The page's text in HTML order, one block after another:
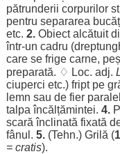
pătrunderii corpurilor
pentru separarea
etc. 2. Obiect alcătuit
într-un cadru (
care se frige carne,
preparată. ♢ Loc. adj.
ciuperci etc.) friptpe
lemn sau de fier
talpa încălțămintei. 4.
scară înclinată fixată
fânul . 5.(Tehn.) Grilă (1
= cratis).